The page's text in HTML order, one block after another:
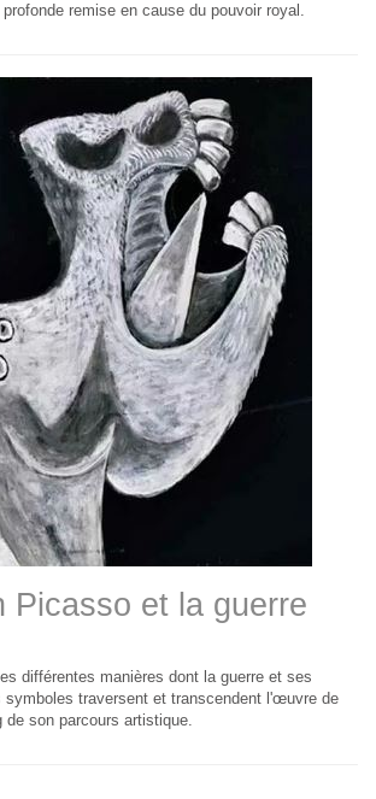
remise en cause du pouvoir royal.
Picasso et la guerre
différentes manières dont la guerre et ses
traversent et transcendent l'œuvre de
de son parcours artistique.